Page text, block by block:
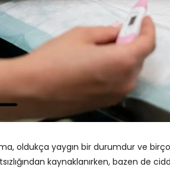
oldukça yaygın bir durumdur ve
kaynaklanırken, bazen de